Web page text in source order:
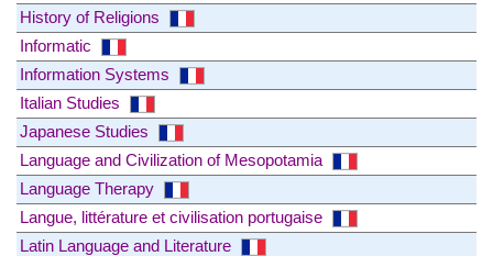
History of Religions
Informatic
Information Systems
Italian Studies
Japanese Studies
Language and Civilization of Mesopotamia
Language Therapy
Langue, littérature et civilisation portugaise
Latin Language and Literature